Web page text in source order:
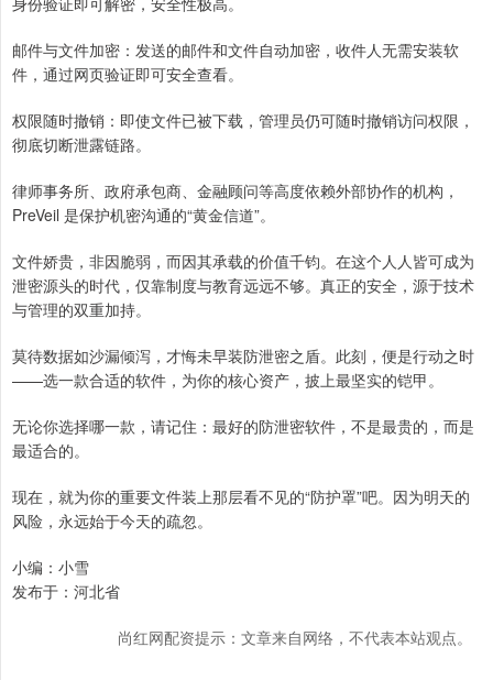
邮件与文件加密：发送的邮件和文件自动加密，收件人无需安装软
件，通过网页验证即可安全查看。
权限随时撤销：即使文件已被下载，管理员仍可随时撤销访问权限，
彻底切断泄露链路。
律师事务所、政府承包商、金融顾问等高度依赖外部协作的机构，
PreVeil 是保护机密沟通的“黄金信道”。
文件娇贵，非因脆弱，而因其承载的价值千钧。在这个人人皆可成为
泄密源头的时代，仅靠制度与教育远远不够。真正的安全，源于技术
与管理的双重加持。
莫待数据如沙漏倾泻，才悔未早装防泄密之盾。此刻，便是行动之时
——选一款合适的软件，为你的核心资产，披上最坚实的铠甲。
无论你选择哪一款，请记住：最好的防泄密软件，不是最贵的，而是
最适合的。
现在，就为你的重要文件装上那层看不见的“防护罩”吧。因为明天的
风险，永远始于今天的疏忽。
小编：小雪
发布于：河北省
尚红网配资提示：文章来自网络，不代表本站观点。